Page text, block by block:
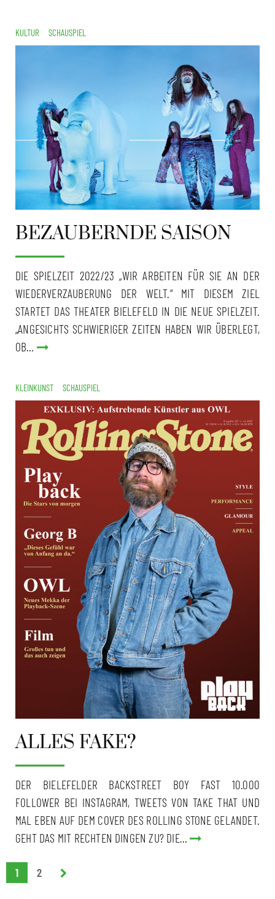
KULTUR SCHAUSPIEL
BEZAUBERNDE SAISON
DIE SPIELZEIT 2022/23 „WIR ARBEITEN FÜR SIE AN DER
WIEDERVERZAUBERUNG DER WELT.“ MIT DIESEM ZIEL
STARTET DAS THEATER BIELEFELD IN DIE NEUE SPIELZEIT.
„ANGESICHTS SCHWIERIGER ZEITEN HABEN WIR ÜBERLEGT,
OB…
KLEINKUNST SCHAUSPIEL
ALLES FAKE?
DER BIELEFELDER BACKSTREET BOY FAST 10.000
FOLLOWER BEI INSTAGRAM, TWEETS VON TAKE THAT UND
MAL EBEN AUF DEM COVER DES ROLLING STONE GELANDET.
GEHT DAS MIT RECHTEN DINGEN ZU? DIE…
1 2